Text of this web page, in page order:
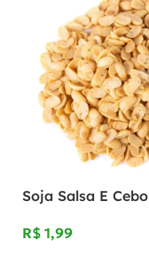
Soja Salsa E
R$